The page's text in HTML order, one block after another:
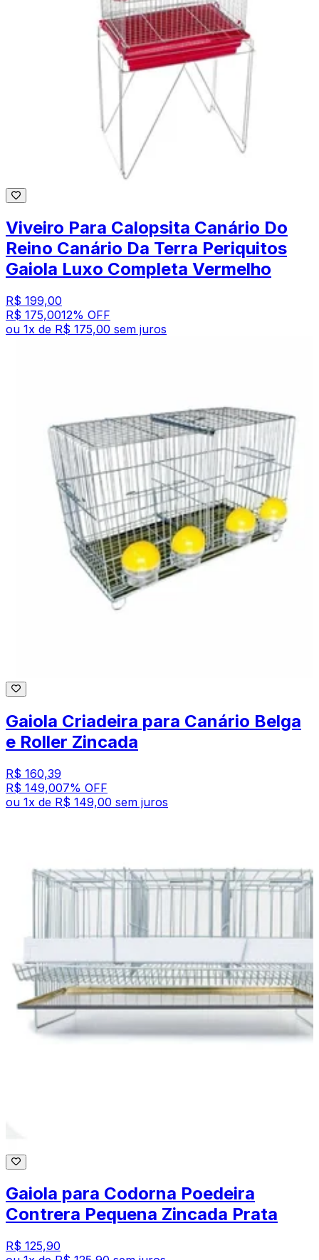
Viveiro Para Calopsita Canário Do
Reino Canário Da Terra Periquitos
Gaiola Luxo Completa Vermelho
R$ 199,00
R$ 175,0012% OFF
ou 1x de R$ 175,00 sem juros
Gaiola Criadeira para Canário Belga
e Roller Zincada
R$ 160,39
R$ 149,007% OFF
ou 1x de R$ 149,00 sem juros
Gaiola para Codorna Poedeira
Contrera Pequena Zincada Prata
R$ 125,90